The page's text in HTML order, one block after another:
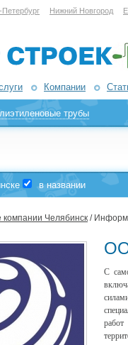
Петербург Нижний Новгород
Компании
трубы
в названии
Челябинск /
С